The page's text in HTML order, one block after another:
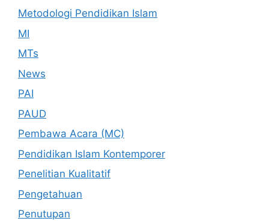
Metodologi Pendidikan Islam
MI
MTs
News
PAI
PAUD
Pembawa Acara (MC)
Pendidikan Islam Kontemporer
Penelitian Kualitatif
Pengetahuan
Penutupan